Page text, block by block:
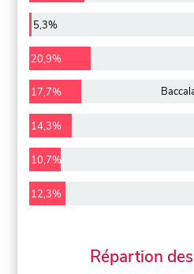
5,3%
20,9%
17,7%
14,3%
10,7%
12,3%
Répartion